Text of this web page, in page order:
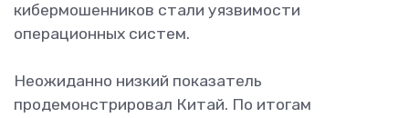
кибермошенников стали уязвимости
операционных систем.
Неожиданно низкий показатель
продемонстрировал Китай. По итогам